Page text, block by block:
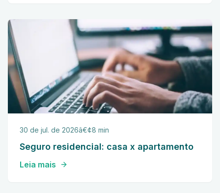
30 de jul. de 2026â€¢8 min
Seguro residencial: casa x apartamento
Leia mais